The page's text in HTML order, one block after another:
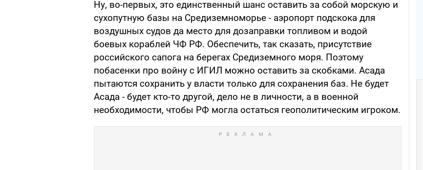
Ну, во-первых, это единственный шанс оставить за собой морскую и
сухопутную базы на Средиземноморье - аэропорт подскока для
воздушных судов да место для дозаправки топливом и водой
боевых кораблей ЧФ РФ. Обеспечить, так сказать, присутствие
российского сапога на берегах Средиземного моря. Поэтому
побасенки про войну с ИГИЛ можно оставить за скобками. Асада
пытаются сохранить у власти только для сохранения баз. Не будет
Асада - будет кто-то другой, дело не в личности, а в военной
необходимости, чтобы РФ могла остаться геополитическим игроком.